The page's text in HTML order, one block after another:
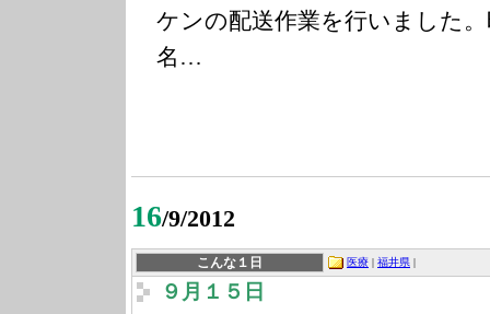
ケンの配送作業を行いました
名…
16/9/2012
こんな１日 医療 | 福井県 |
９月１５日